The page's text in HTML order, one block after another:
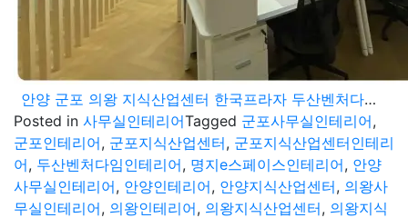
안양 군포 의왕 지식산업센터 한국프라자 두산벤처다임 명지e스페이스 소형 사무실인테리어 비용 견적
Posted in 사무실인테리어Tagged 군포사무실인테리어,
군포인테리어, 군포지식산업센터, 군포지식산업센터인테리
어, 두산벤처다임인테리어, 명지e스페이스인테리어, 안양
사무실인테리어, 안양인테리어, 안양지식산업센터, 의왕사
무실인테리어, 의왕인테리어, 의왕지식산업센터, 의왕지식